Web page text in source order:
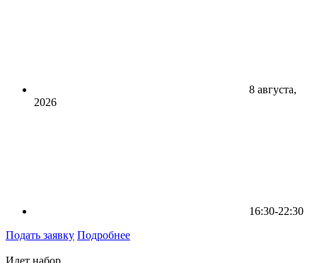
8 августа,
2026
16:30-22:30
Подать заявку Подробнее